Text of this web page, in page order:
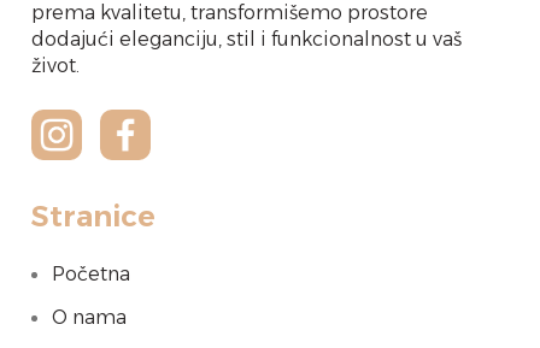
prema kvalitetu, transformišemo prostore
dodajući eleganciju, stil i funkcionalnost u vaš
život.
Stranice
Početna
O nama